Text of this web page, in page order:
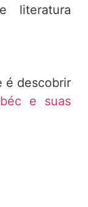
literatura
é descobrir
e suas